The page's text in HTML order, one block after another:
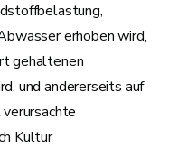
erhoben wird,
gehaltenen
und andererseits auf
Kultur